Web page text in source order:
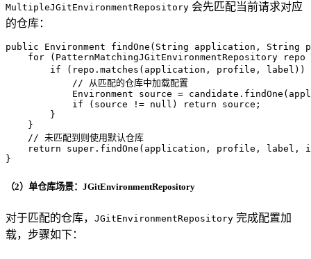
MultipleJGitEnvironmentRepository 会先匹配当前请求对应
的仓库：
public Environment findOne (String application,
for (PatternMatchingJGitEnvironmentRepository
if (repo.matches(application, profile,
// 从匹配的仓库中加载配置
Environment
source =
if (source != null ) return source;
        }
    }
// 未匹配到则使用默认仓库
return
super .findOne(application, profile, label,
}
（2）单仓库场景：JGitEnvironmentRepository
对于匹配的仓库， JGitEnvironmentRepository 完成配置加
载，步骤如下：